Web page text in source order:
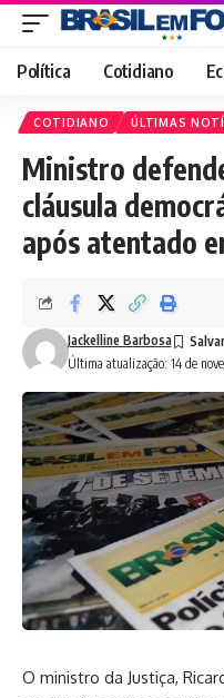
Política Cotidiano
COTIDIANO ÚLTIMAS
Ministro
cláusula
após atentado
Última atualização: 14 de
Jackelline Barbosa
O ministro da Justiça,